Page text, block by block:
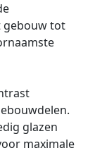
gebouw tot
glazen
maximale